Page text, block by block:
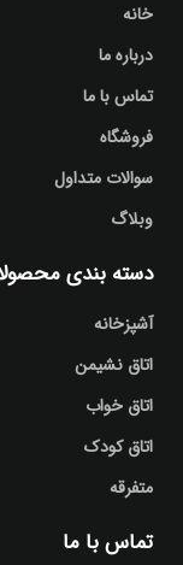
خانه
درباره ما
تماس با ما
فروشگاه
سوالات متداول
وبلاگ
دسته بندی
آشپزخانه
اتاق نشیمن
اتاق خواب
اتاق کودک
متفرقه
تماس با ما